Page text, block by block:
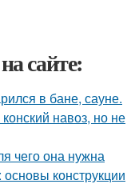
сайте:
в бане, сауне.
навоз, но не
чего она нужна
конструкции